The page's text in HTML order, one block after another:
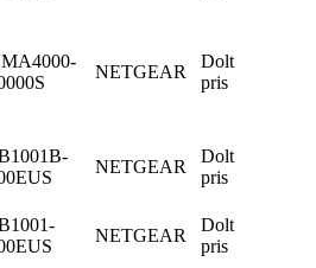
NETGEAR
Dolt
pris
NETGEAR
Dolt
pris
NETGEAR
Dolt
pris